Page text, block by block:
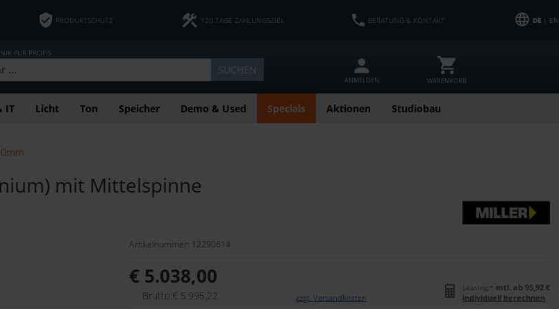
PRODUKTSCHUTZ 120 TAGE ZAHLUNGSZIEL BERATUNG & KONTAKT DE| EN
FÜR PROFIS
SUCHEN
ANMELDEN WARENKORB
IT Licht Ton Speicher Demo & Used Specials Aktionen Studiobau
mit Mittelspinne
Artikelnummer: 12290614
€ 5.038,00
Brutto:€ 5.995,22 zzgl. Versandkosten
Leasing:* mtl. ab 95,92 €
individuell berechnen